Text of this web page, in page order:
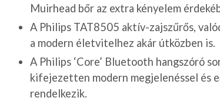
Muirhead bőr az extra kényelem
A Philips TAT8505 aktív-zajszűrős,
a modern életvitelhez akár útközben is.
A Philips ‘Core’ Bluetooth hangszóró
kifejezetten modern megjelenéssel és
rendelkezik.